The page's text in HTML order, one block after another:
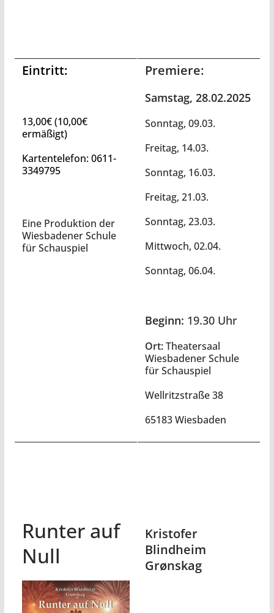
Eintritt:
13,00€ (10,00€
ermäßigt)
Kartentelefon: 0611-
3349795
Eine Produktion der
Wiesbadener Schule
für Schauspiel
Premiere:
Samstag, 28.02.2025
Sonntag, 09.03.
Freitag, 14.03.
Sonntag, 16.03.
Freitag, 21.03.
Sonntag, 23.03.
Mittwoch, 02.04.
Sonntag, 06.04.
Beginn: 19.30 Uhr
Ort:Theatersaal
Wiesbadener Schule
für Schauspiel
Wellritzstraße 38
65183 Wiesbaden
Runter auf
Null
Kristofer
Blindheim
Grønskag